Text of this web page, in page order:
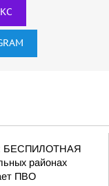
БЕСПИЛОТНАЯ
районах
ПВО